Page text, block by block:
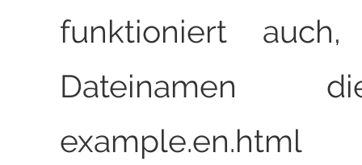
funktioniert
Dateinamen